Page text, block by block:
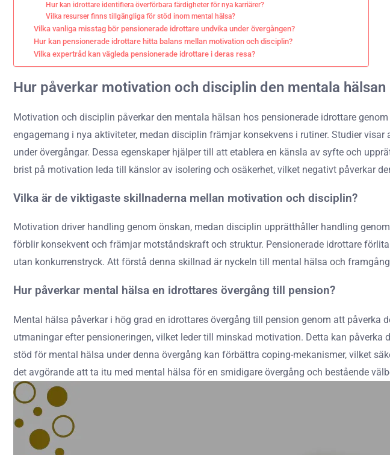
Hur kan idrottare identifiera överförbara färdigheter för nya karriärer?
Vilka resurser finns tillgängliga för stöd inom mental hälsa?
Vilka vanliga misstag bör pensionerade idrottare undvika under övergången?
Hur kan pensionerade idrottare hitta balans mellan motivation och disciplin?
Vilka expertråd kan vägleda pensionerade idrottare i deras resa?
Hur påverkar motivation och disciplin den mentala
Motivation och disciplin påverkar den mentala hälsan hos pensionerade idrottare
engagemang i nya aktiviteter, medan disciplin främjar konsekvens i rutiner. Studier
under övergångar. Dessa egenskaper hjälper till att etablera en känsla av syfte och
brist på motivation leda till känslor av isolering och osäkerhet, vilket negativt påverkar
Vilka är de viktigaste skillnaderna mellan motivation och disciplin?
Motivation driver handling genom önskan, medan disciplin upprätthåller handling
förblir konsekvent och främjar motståndskraft och struktur. Pensionerade idrottare
utan konkurrenstryck. Att förstå denna skillnad är nyckeln till mental hälsa och
Hur påverkar mental hälsa en idrottares övergång till pension?
Mental hälsa påverkar i hög grad en idrottares övergång till pension genom att
utmaningar efter pensioneringen, vilket leder till minskad motivation. Detta kan
stöd för mental hälsa under denna övergång kan förbättra coping-mekanismer, vilket
det avgörande att ta itu med mental hälsa för en smidigare övergång och bestående